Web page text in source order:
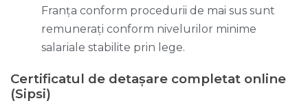
Franța conform procedurii de mai sus sunt
remunerați conform nivelurilor minime
salariale stabilite prin lege.
Certificatul de detașare completat online
(Sipsi)